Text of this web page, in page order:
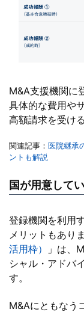
M&A支援機関に
具体的な費用や
高額請求を受け
関連記事： 医院継承
ントも解説
国が用意して
登録機関を利用
メリットもあり
活用枠）
」は、
シャル・アドバ
す。
M&Aにともなう